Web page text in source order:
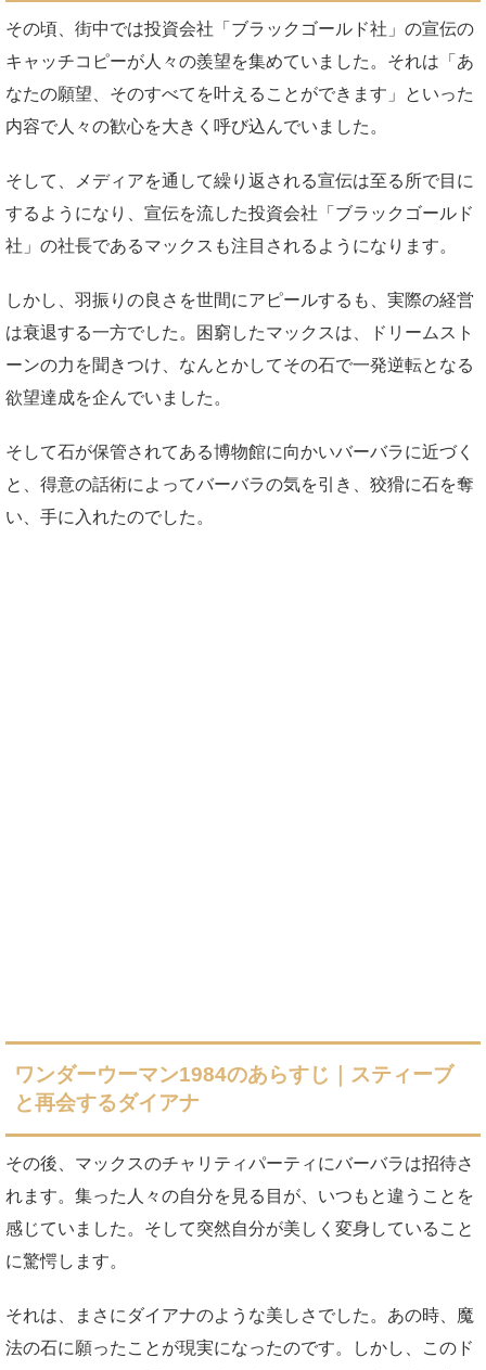
その頃、街中では投資会社「ブラックゴールド社」の宣伝の
キャッチコピーが人々の羨望を集めていました。それは「あ
なたの願望、そのすべてを叶えることができます」といった
内容で人々の歓心を大きく呼び込んでいました。
そして、メディアを通して繰り返される宣伝は至る所で目に
するようになり、宣伝を流した投資会社「ブラックゴールド
社」の社長であるマックスも注目されるようになります。
しかし、羽振りの良さを世間にアピールするも、実際の経営
は衰退する一方でした。困窮したマックスは、ドリームスト
ーンの力を聞きつけ、なんとかしてその石で一発逆転となる
欲望達成を企んでいました。
そして石が保管されてある博物館に向かいバーバラに近づく
と、得意の話術によってバーバラの気を引き、狡猾に石を奪
い、手に入れたのでした。
ワンダーウーマン1984のあらすじ｜スティーブ
と再会するダイアナ
その後、マックスのチャリティパーティにバーバラは招待さ
れます。集った人々の自分を見る目が、いつもと違うことを
感じていました。そして突然自分が美しく変身していること
に驚愕します。
それは、まさにダイアナのような美しさでした。あの時、魔
法の石に願ったことが現実になったのです。しかし、このド